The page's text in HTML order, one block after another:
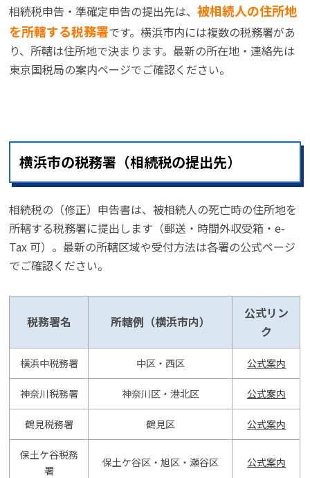
相続税申告・準確定申告の提出先は、被相続人の住所地
を所轄する税務署です。横浜市内には複数の税務署があ
り、所轄は住所地で決まります。最新の所在地・連絡先は
東京国税局の案内ページでご確認ください。
横浜市の税務署（相続税の提出先）
相続税の（修正）申告書は、被相続人の死亡時の住所地を
所轄する税務署に提出します（郵送・時間外収受箱・e-
Tax 可）。最新の所轄区域や受付方法は各署の公式ページ
でご確認ください。
税務署名 所轄例（横浜市内）
公式リン
ク
横浜中税務署 中区・西区 公式案内
神奈川税務署 神奈川区・港北区 公式案内
鶴見税務署 鶴見区 公式案内
保土ケ谷税務
署
保土ケ谷区・旭区・瀬谷区 公式案内